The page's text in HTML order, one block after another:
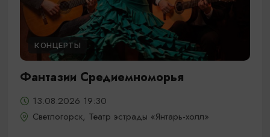
КОНЦЕРТЫ
Фантазии Средиемноморья
13.08.2026 19:30
Светлогорск, Театр эстрады «Янтарь-холл»